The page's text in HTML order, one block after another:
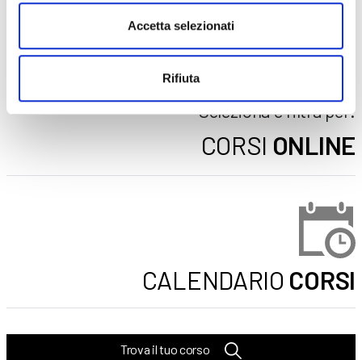
Accetta selezionati
Rifiuta
DOPO LA TERZA MEDIA
SICUREZZA
Seleziona e filtra per:
CORSI ONLINE
CALENDARIO CORSI
Trova il tuo corso